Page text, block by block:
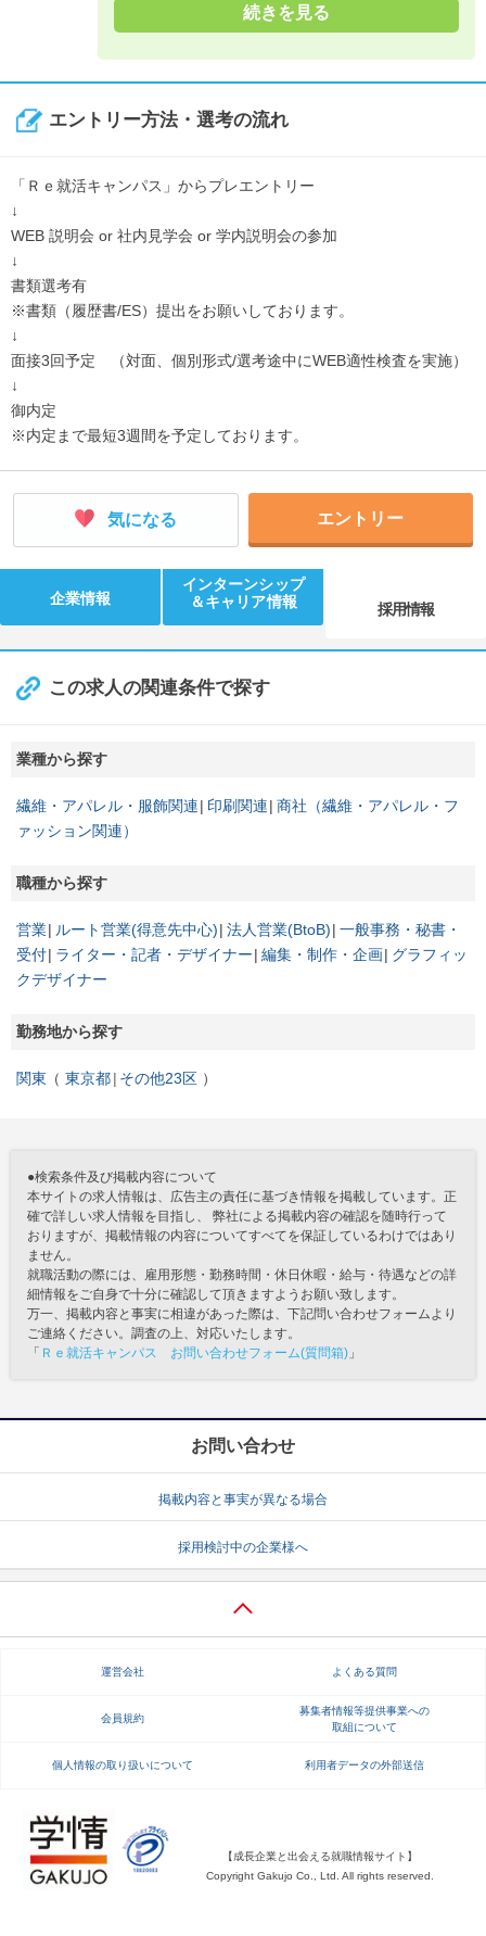
続きを見る
エントリー方法・選考の流れ
「Ｒｅ就活キャンパス」からプレエントリー
↓
WEB 説明会 or 社内見学会 or 学内説明会の参加
↓
書類選考有
※書類（履歴書/ES）提出をお願いしております。
↓
面接3回予定 （対面、個別形式/選考途中にWEB適性検査を実施）
↓
御内定
※内定まで最短3週間を予定しております。
気になる エントリー
企業情報
インターンシップ
＆キャリア情報
採用情報
この求人の関連条件で探す
業種から探す
繊維・アパレル・服飾関連 印刷関連 商社（繊維・アパレル・フ
ァッション関連）
職種から探す
営業 ルート営業(得意先中心) 法人営業(BtoB) 一般事務・秘書・
受付 ライター・記者・デザイナー 編集・制作・企画 グラフィッ
クデザイナー
勤務地から探す
関東 東京都 その他23区
●検索条件及び掲載内容について
本サイトの求人情報は、広告主の責任に基づき情報を掲載しています。正
確で詳しい求人情報を目指し、 弊社による掲載内容の確認を随時行って
おりますが、掲載情報の内容についてすべてを保証しているわけではあり
ません。
就職活動の際には、雇用形態・勤務時間・休日休暇・給与・待遇などの詳
細情報をご自身で十分に確認して頂きますようお願い致します。
万一、掲載内容と事実に相違があった際は、下記問い合わせフォームより
ご連絡ください。調査の上、対応いたします。
「 Ｒｅ就活キャンパス お問い合わせフォーム(質問箱) 」
お問い合わせ
掲載内容と事実が異なる場合
採用検討中の企業様へ
運営会社 よくある質問
会員規約
募集者情報等提供事業への
取組について
個人情報の取り扱いについて 利用者データの外部送信
【成長企業と出会える就職情報サイト】
Copyright Gakujo Co., Ltd. All rights reserved.